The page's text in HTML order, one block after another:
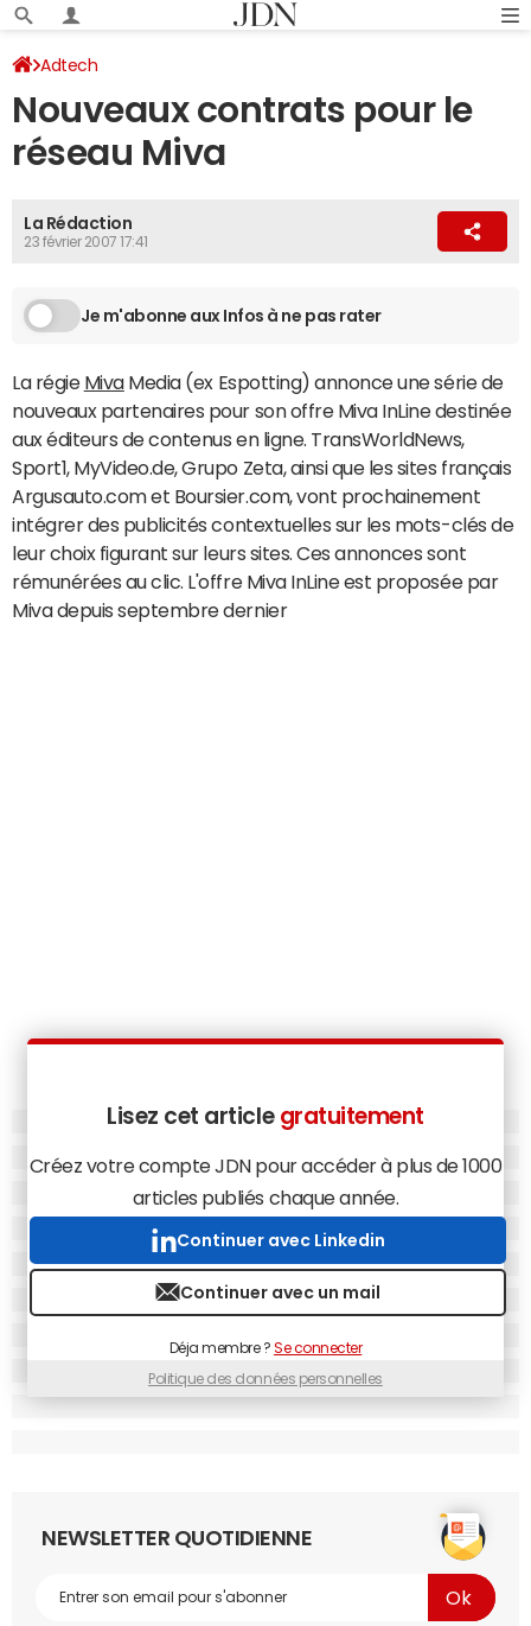
Adtech
Nouveaux contrats pour le
réseau Miva
La Rédaction
23 février 2007 17:41
Je m'abonne aux Infos à ne pas rater
La régie MivaMedia (ex Espotting) annonce une série de
nouveaux partenaires pour son offre Miva InLine destinée
aux éditeurs de contenus en ligne. TransWorldNews,
Sport1, MyVideo.de, Grupo Zeta, ainsi que les sites français
Argusauto.com et Boursier.com, vont prochainement
intégrer des publicités contextuelles sur les mots-clés de
leur choix figurant sur leurs sites. Ces annonces sont
rémunérées au clic. L'offre Miva InLine est proposée par
Miva depuis septembre dernier
Lisez cet article gratuitement
Créez votre compte JDN pour accéder à plus de 1000
articles publiés chaque année.
Continuer avec Linkedin
Continuer avec un mail
Déja membre ?Se connecter
Politique des données personnelles
NEWSLETTER QUOTIDIENNE